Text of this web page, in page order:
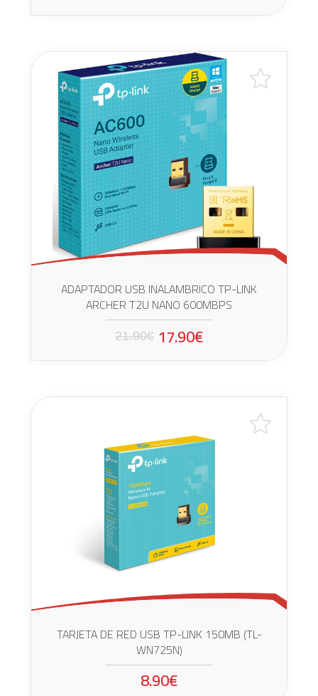
ADAPTADOR USB INALAMBRICO TP-LINK
ARCHER T2U NANO 600MBPS
21.90€ 17.90€
TARJETA DE RED USB TP-LINK 150MB (TL-
WN725N)
8.90€